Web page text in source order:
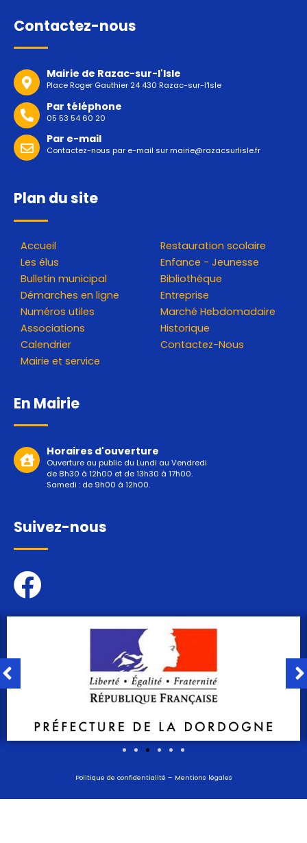
Contactez-nous
Mairie de Razac-sur-l'Isle
Place Roger Gauthier 24 430 Razac-sur-l'Isle
Par téléphone
05 53 54 60 20
Par e-mail
Contactez-nous par e-mail surmairie@razacsurlisle.fr
Plan du site
Accueil
Les élus
Bulletin municipal
Démarches en ligne
Numéros utiles
Associations
Calendrier
Mairie et service
Restauration scolaire
Enfance - Jeunesse
Bibliothéque
Entreprise
Marché Hebdomadaire
Historique
Contactez-Nous
En Mairie
Horaires d'ouverture
Ouverture au public du Lundi au Vendredi
de 8h30 à 12h00 et de 13h30 à 17h00.
Samedi : de 9h00 à 12h00.
Suivez-nous
Politique de confidentialité – Mentions légales